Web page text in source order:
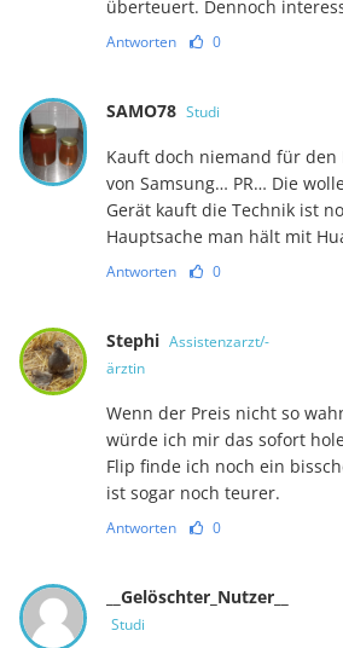
überteuert. Dennoch
Antworten 0
SAMO78 Studi
Kauft doch niemand für den
von Samsung… PR… Die
Gerät kauft die Technik ist
Hauptsache man hält mit
Antworten 0
Stephi Assistenzarzt/-
ärztin
Wenn der Preis nicht so
würde ich mir das sofort
Flip finde ich noch ein
ist sogar noch teurer.
Antworten 0
__Gelöschter_Nutzer__
Studi